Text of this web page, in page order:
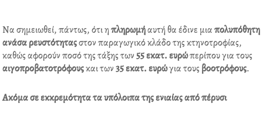
Να σηµειωθεί, πάντως, ότι ηπληρωµήαυτή θα έδινε µιαπολυπόθητη
ανάσαρευστότηταςστον παραγωγικό κλάδο της κτηνοτροφίας,
καθώς αφορούν ποσό της τάξης των55 εκατ. ευρώπερίπου για τους
αιγοπροβατοτρόφουςκαι των35 εκατ. ευρώγια τους βοοτρόφους.
Ακόµα σε εκκρεµότητα τα υπόλοιπα της ενιαίας από πέρυσι